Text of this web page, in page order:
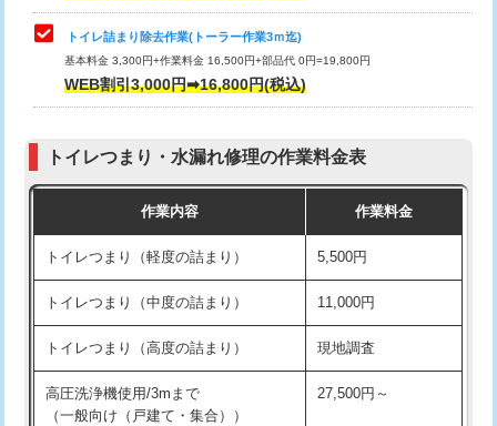
トイレ詰まり除去作業(トーラー作業3ｍ迄)
基本料金 3,300円+作業料金 16,500円+部品代 0円=19,800円
WEB割引3,000円➡16,800円(税込)
トイレつまり・水漏れ修理の作業料金表
作業内容 作業料金
トイレつまり（軽度の詰まり） 5,500円
トイレつまり（中度の詰まり） 11,000円
トイレつまり（高度の詰まり） 現地調査
高圧洗浄機使用/3mまで
（一般向け（戸建て・集合））
27,500円～